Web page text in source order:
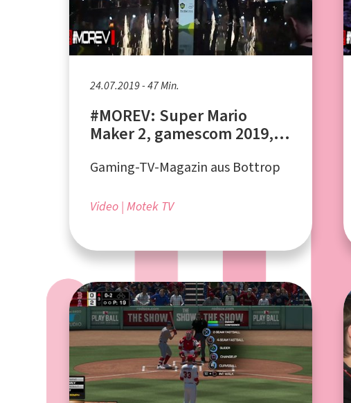
24.07.2019 - 47 Min.
#MOREV: Super Mario
Maker 2, gamescom 2019,
Gaming-TV-Magazin aus Bottrop
Video Motek TV